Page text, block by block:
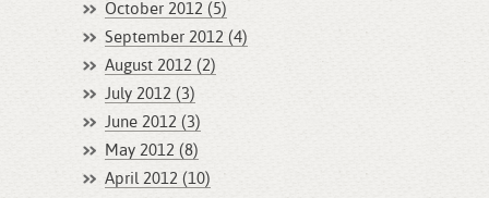
October 2012 (5)
September 2012 (4)
August 2012 (2)
July 2012 (3)
June 2012 (3)
May 2012 (8)
April 2012 (10)